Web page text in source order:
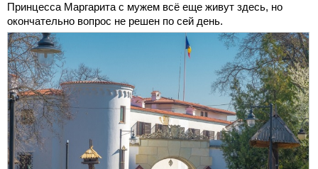
Принцесса Маргарита с мужем всё еще живут здесь, но
окончательно вопрос не решен по сей день.